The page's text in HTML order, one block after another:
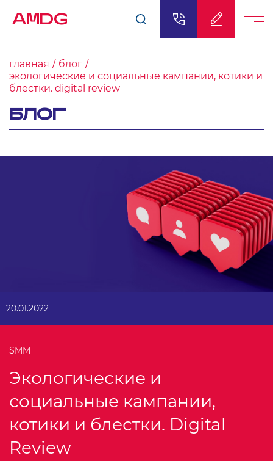
AMDG
главная
блог
экологические и социальные кампании, котики и
блестки. digital review
БЛОГ
20.01.2022
SMM
Экологические и
социальные кампании,
котики и блестки. Digital
Review